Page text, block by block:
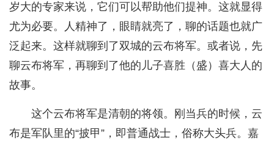
岁大的专家来说，它们可以帮助他们提神。这就显得
尤为必要。人精神了，眼睛就亮了，聊的话题也就广
泛起来。这样就聊到了双城的云布将军。或者说，先
聊云布将军，再聊到了他的儿子喜胜（盛）喜大人的
故事。
这个云布将军是清朝的将领。刚当兵的时候，云
布是军队里的“披甲”，即普通战士，俗称大头兵。嘉